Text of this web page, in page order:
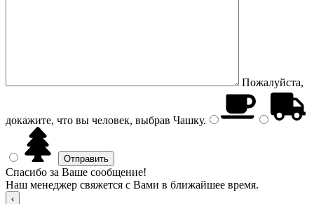
Пожалуйста,
докажите, что вы человек, выбрав Чашку.
Спасибо за Ваше сообщение!
Наш менеджер свяжется с Вами в ближайшее время.